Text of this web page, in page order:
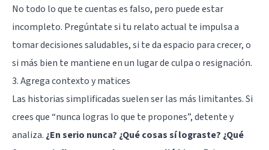
No todo lo que te cuentas es falso, pero puede estar
incompleto. Pregúntate si tu relato actual te impulsa a
tomar decisiones saludables, si te da espacio para crecer, o
si más bien te mantiene en un lugar de culpa o resignación.
3. Agrega contexto y matices
Las historias simplificadas suelen ser las más limitantes. Si
crees que “nunca logras lo que te propones”, detente y
analiza. ¿En serio nunca? ¿Qué cosas sí lograste? ¿Qué